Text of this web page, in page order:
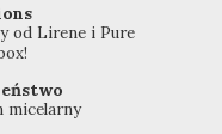
od Lirene i Pure
micelarny